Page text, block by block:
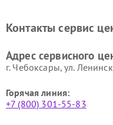
Kitfort
Kitfort
Контакты сервис
Адрес сервисного
г. Чебоксары, ул.
Горячая линия:
+7 (800) 301-55-83